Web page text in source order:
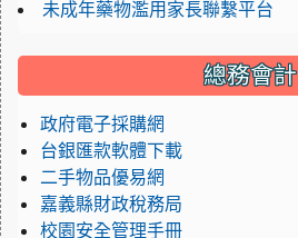
未成年藥物濫用家長聯繫平台
總務會計
政府電子採購網
台銀匯款軟體下載
二手物品優易網
嘉義縣財政稅務局
校園安全管理手冊